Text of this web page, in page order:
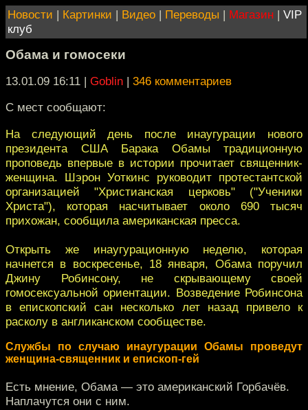
Новости | Картинки | Видео | Переводы | Магазин | VIP
клуб
Обама и гомосеки
13.01.09 16:11 | Goblin | 346 комментариев
С мест сообщают:
На следующий день после инаугурации нового
президента США Барака Обамы традиционную
проповедь впервые в истории прочитает священник-
женщина. Шэрон Уоткинс руководит протестантской
организацией "Христианская церковь" ("Ученики
Христа"), которая насчитывает около 690 тысяч
прихожан, сообщила американская пресса.
Открыть же инаугурационную неделю, которая
начнется в воскресенье, 18 января, Обама поручил
Джину Робинсону, не скрывающему своей
гомосексуальной ориентации. Возведение Робинсона
в епископский сан несколько лет назад привело к
расколу в англиканском сообществе.
Cлужбы по случаю инаугурации Обамы проведут
женщина-священник и епископ-гей
Есть мнение, Обама — это американский Горбачёв.
Наплачутся они с ним.